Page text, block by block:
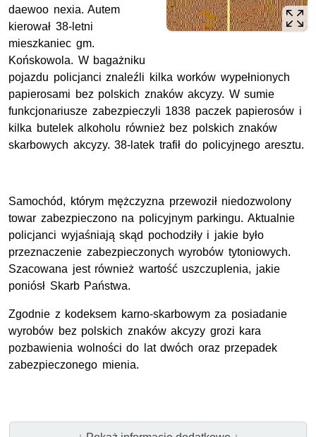
daewoo nexia. Autem
kierował 38-letni
mieszkaniec gm.
Końskowola. W bagażniku
pojazdu policjanci znaleźli kilka worków wypełnionych
papierosami bez polskich znaków akcyzy. W sumie
funkcjonariusze zabezpieczyli 1838 paczek papierosów i
kilka butelek alkoholu również bez polskich znaków
skarbowych akcyzy. 38-latek trafił do policyjnego aresztu.
Samochód, którym mężczyzna przewoził niedozwolony
towar zabezpieczono na policyjnym parkingu. Aktualnie
policjanci wyjaśniają skąd pochodziły i jakie było
przeznaczenie zabezpieczonych wyrobów tytoniowych.
Szacowana jest również wartość uszczuplenia, jakie
poniósł Skarb Państwa.
Zgodnie z kodeksem karno-skarbowym za posiadanie
wyrobów bez polskich znaków akcyzy grozi kara
pozbawienia wolności do lat dwóch oraz przepadek
zabezpieczonego mienia.